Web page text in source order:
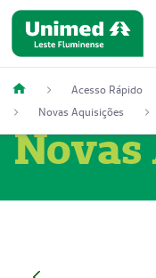
Acesso Rápido
Novas Aquisições